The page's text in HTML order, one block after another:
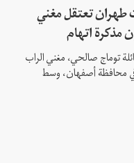
طهران تعتقل مغني
مذكرة اتهام
توماج صالحي، مغني الراب
في محافظة أصفهان، وسط